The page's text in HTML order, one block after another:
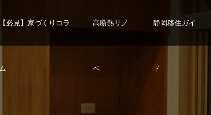
【必見】家づくりコラ
ム
高断熱リノ
ベ
静岡移住ガイ
ド